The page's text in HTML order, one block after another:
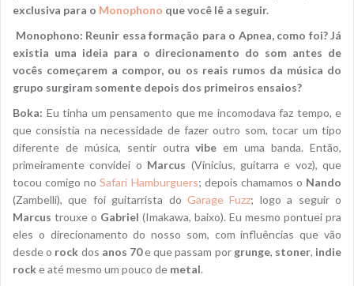
exclusiva para o Monophono que você lê a seguir.
Monophono: Reunir essa formação para o Apnea, como foi? Já
existia uma ideia para o direcionamento do som antes de
vocês começarem a compor, ou os reais rumos da música do
grupo surgiram somente depois dos primeiros ensaios?
Boka: Eu tinha um pensamento que me incomodava faz tempo, e
que consistia na necessidade de fazer outro som, tocar um tipo
diferente de música, sentir outravibe em uma banda. Então,
primeiramente convidei o Marcus (Vinicius, guitarra e voz), que
tocou comigo noSafari Hamburguers; depois chamamos o Nando
(Zambelli), que foi guitarrista do Garage Fuzz; logo a seguir o
Marcus trouxe o Gabriel (Imakawa, baixo). Eu mesmo pontuei pra
eles o direcionamento do nosso som, com influências que vão
desde o rock dos anos 70e que passam por grunge, stoner, indie
rocke até mesmo um pouco de metal.